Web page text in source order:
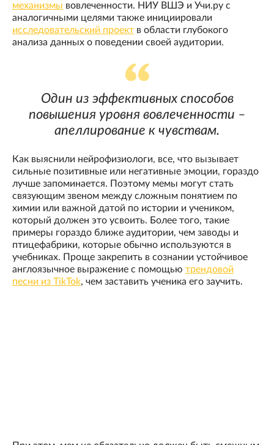
механизмы вовлеченности. НИУ ВШЭ и Учи.ру с
аналогичными целями также инициировали
исследовательский проект в области глубокого
анализа данных о поведении своей аудитории.
Один из эффективных способов
повышения уровня вовлеченности –
апеллирование к чувствам.
Как выяснили нейрофизиологи, все, что вызывает
сильные позитивные или негативные эмоции, гораздо
лучше запоминается. Поэтому мемы могут стать
связующим звеном между сложным понятием по
химии или важной датой по истории и учеником,
который должен это усвоить. Более того, такие
примеры гораздо ближе аудитории, чем заводы и
птицефабрики, которые обычно используются в
учебниках. Проще закрепить в сознании устойчивое
англоязычное выражение с помощью трендовой
песни из ТikТоk, чем заставить ученика его заучить.